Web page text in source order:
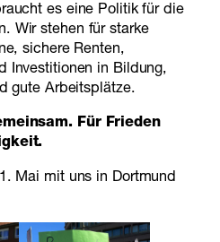
es eine Politik für die
Wir stehen für starke
sichere Renten,
Investitionen in Bildung,
gute Arbeitsplätze.
Für Frieden
Mai mit uns in Dortmund